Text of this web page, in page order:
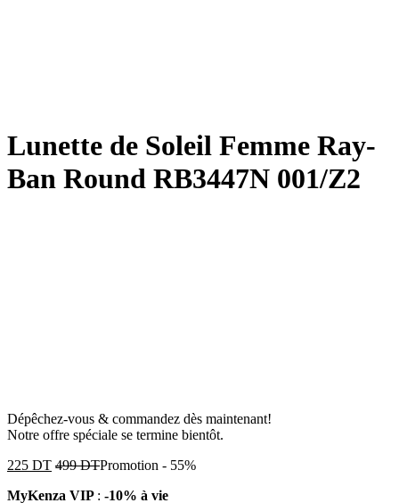
Lunette de Soleil Femme Ray-
Ban Round RB3447N 001/Z2
Dépêchez-vous & commandez dès maintenant!
Notre offre spéciale se termine bientôt.
225 DT 499DTPromotion - 55%
MyKenza VIP : -10% à vie